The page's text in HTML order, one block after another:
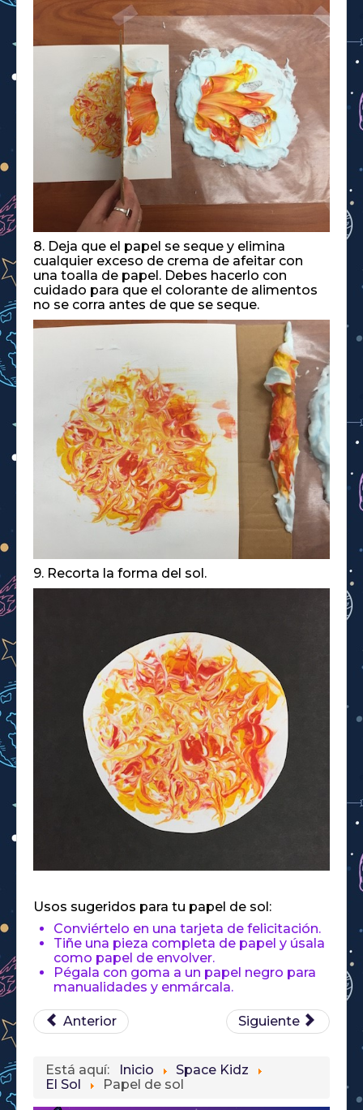
8. Deja que el papel se seque y elimina
cualquier exceso de crema de afeitar con
una toalla de papel. Debes hacerlo con
cuidado para que el colorante de alimentos
no se corra antes de que se seque.
9. Recorta la forma del sol.
Usos sugeridos para tu papel de sol:
Conviértelo en una tarjeta de felicitación.
Tiñe una pieza completa de papel y úsala
como papel de envolver.
Pégala con goma a un papel negro para
manualidades y enmárcala.
Anterior Siguiente
Está aquí: Inicio
Space Kidz
El Sol
Papel de sol